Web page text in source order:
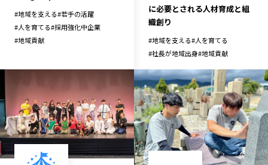
#地域を支える#若手の活躍
#人を育てる#採用強化中企業
#地域貢献
に必要とされる人材育成と組
織創り
#地域を支える#人を育てる
#社長が地域出身#地域貢献